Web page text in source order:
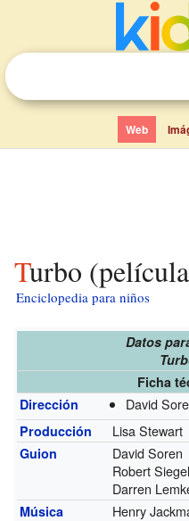
Web
Turbo
Enciclopedia para niños
Datos
Ficha
Dirección
David
Producción Lisa Stewart
Guion
David Soren
Robert Siegel
Darren
Música Henry